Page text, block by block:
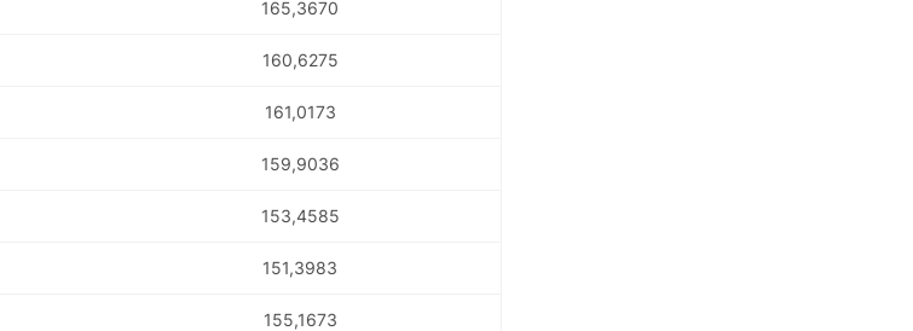
165,3670
160,6275
161,0173
159,9036
153,4585
151,3983
155,1673